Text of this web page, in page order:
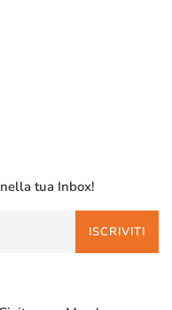
tua Inbox!
ISCRIVITI